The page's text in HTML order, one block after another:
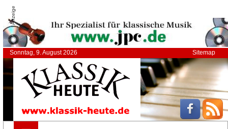
Anzeige
Sonntag, 9. August 2026 Sitemap